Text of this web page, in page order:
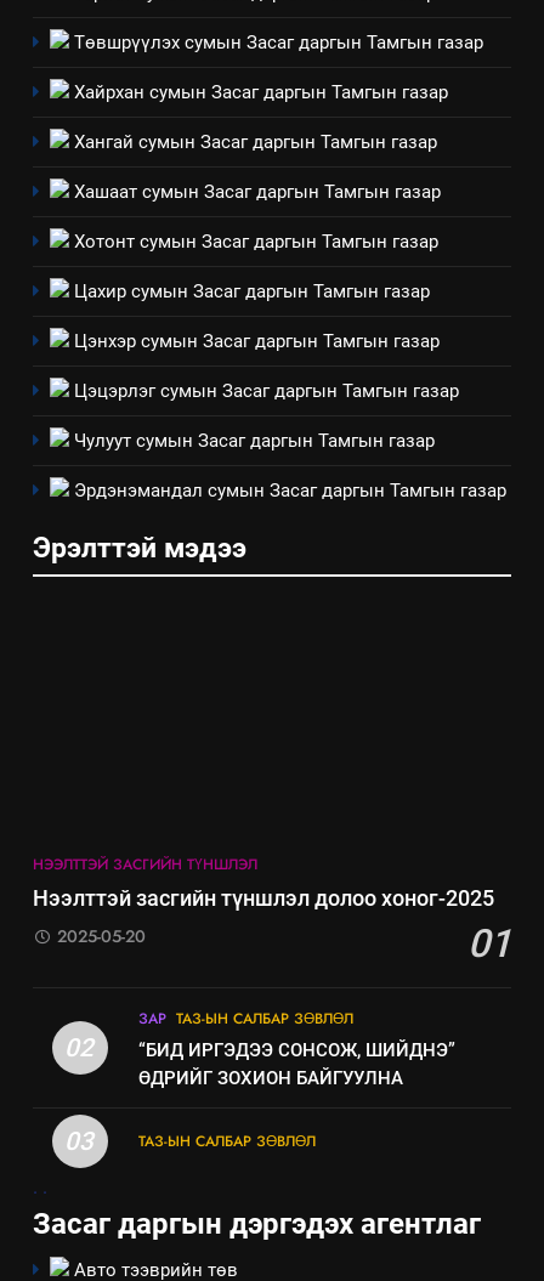
Төвшрүүлэх сумын Засаг даргын Тамгын газар
Хайрхан сумын Засаг даргын Тамгын газар
Хангай сумын Засаг даргын Тамгын газар
Хашаат сумын Засаг даргын Тамгын газар
Хотонт сумын Засаг даргын Тамгын газар
Цахир сумын Засаг даргын Тамгын газар
Цэнхэр сумын Засаг даргын Тамгын газар
Цэцэрлэг сумын Засаг даргын Тамгын газар
Чулуут сумын Засаг даргын Тамгын газар
Эрдэнэмандал сумын Засаг даргын Тамгын газар
Эрэлттэй мэдээ
НЭЭЛТТЭЙ ЗАСГИЙН ТҮНШЛЭЛ
Нээлттэй засгийн түншлэл долоо хоног-2025
01
2025-05-20
02
ЗАР ТАЗ-ЫН САЛБАР ЗӨВЛӨЛ
“БИД ИРГЭДЭЭ СОНСОЖ, ШИЙДНЭ”
ӨДРИЙГ ЗОХИОН БАЙГУУЛНА
03 ТАЗ-ЫН САЛБАР ЗӨВЛӨЛ
. .
Засаг даргын дэргэдэх агентлаг
Авто тээврийн төв